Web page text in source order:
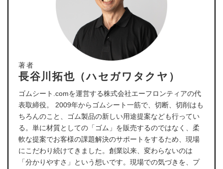
著者
長谷川拓也（ハセガワタクヤ）
ゴムシート.comを運営する株式会社エーフロンティアの代
表取締役。 2009年からゴムシート一筋で、切断、切削はも
ちろんのこと、ゴム製品の新しい用途提案なども行ってい
る。単に材質としての「ゴム」を販売するのではなく、柔
軟な提案でお客様の課題解決のサポートをするため、現場
にこだわり続けてきました。創業以来、変わらないのは
「分かりやすさ」という想いです。現場での気づきを、プ